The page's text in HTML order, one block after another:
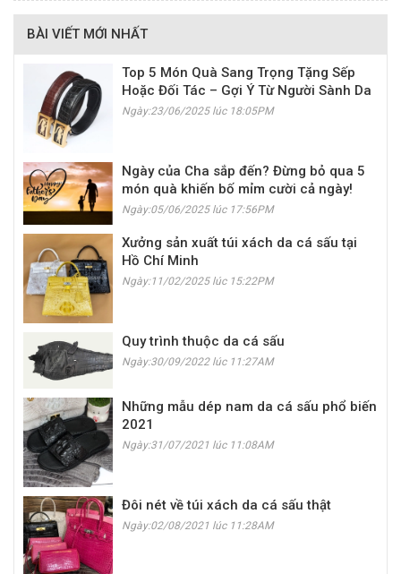
BÀI VIẾT MỚI NHẤT
Top 5 Món Quà Sang Trọng Tặng Sếp
Hoặc Đối Tác – Gợi Ý Từ Người Sành Da
Ngày:23/06/2025 lúc 18:05PM
Ngày của Cha sắp đến? Đừng bỏ qua 5
món quà khiến bố mỉm cười cả ngày!
Ngày:05/06/2025 lúc 17:56PM
Xưởng sản xuất túi xách da cá sấu tại
Hồ Chí Minh
Ngày:11/02/2025 lúc 15:22PM
Quy trình thuộc da cá sấu
Ngày:30/09/2022 lúc 11:27AM
Những mẫu dép nam da cá sấu phổ biến
2021
Ngày:31/07/2021 lúc 11:08AM
Đôi nét về túi xách da cá sấu thật
Ngày:02/08/2021 lúc 11:28AM